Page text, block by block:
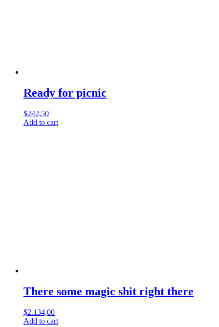
Ready for picnic
$242,50
Add to cart
There some magic shit right there
$2.134,00
Add to cart